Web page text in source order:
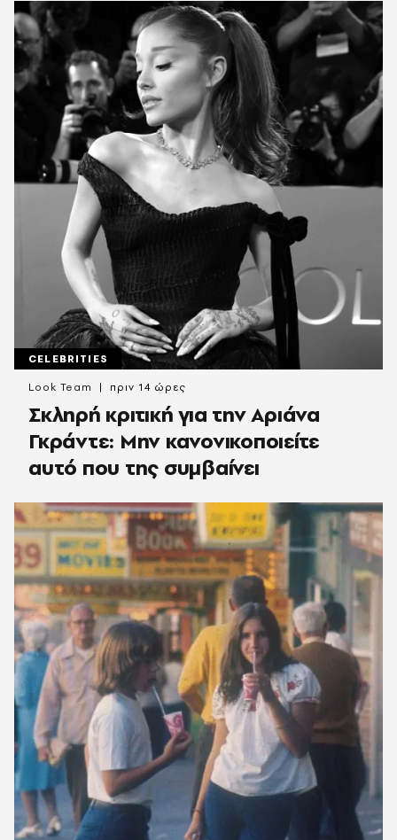
CELEBRITIES
Σκληρή κριτική για την Αριάνα
Γκράντε: Μην κανονικοποιείτε
αυτό που της συμβαίνει
Look Team πριν 14 ώρες